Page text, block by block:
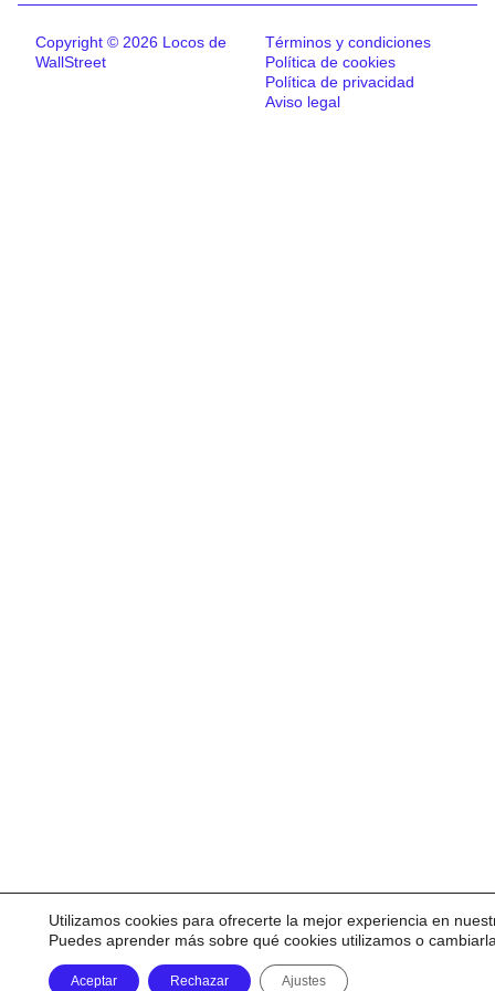
Copyright © 2026 Locos de
WallStreet
Términos y condiciones
Política de cookies
Política de privacidad
Aviso legal
Utilizamos cookies para ofrecerte la mejor experiencia en
Puedes aprender más sobre qué cookies utilizamos o
Aceptar Rechazar Ajustes